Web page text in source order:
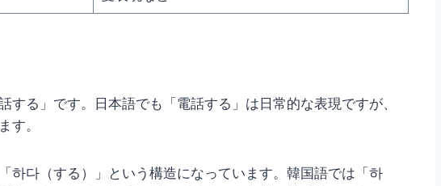
する」です。日本語でも「電話する」は日常的な表現ですが、
す。
하다（する）」という構造になっています。韓国語では「하